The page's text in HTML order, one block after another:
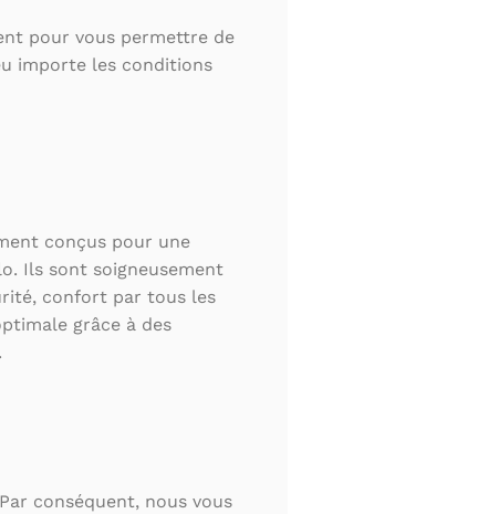
pour vous permettre de
importe les conditions
conçus pour une
Ils sont soigneusement
confort par tous les
grâce à des
conséquent, nous vous